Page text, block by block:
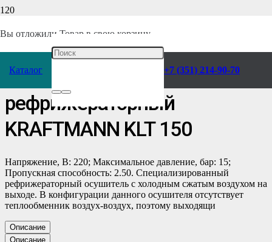
Вы отложили Товар в свою корзину.
Каталог +7 (351) 214-90-70
Главная/Каталог/Компрессоры/Воздухоподготовка
Осушитель воздуха
рефрижераторный
KRAFTMANN KLT 150
Напряжение, В: 220; Максимальное давление, бар: 15;
Пропускная способность: 2.50. Специализированный
рефрижераторный осушитель с холодным сжатым воздухом на
выходе. В конфигурации данного осушителя отсутствует
теплообменник воздух-воздух, поэтому выходящи
Описание
Описание